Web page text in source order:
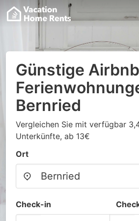
Günstige
Bernried
Vergleichen Sie mit verfügbar
Unterkünfte, ab 13€
Ort
Check-in